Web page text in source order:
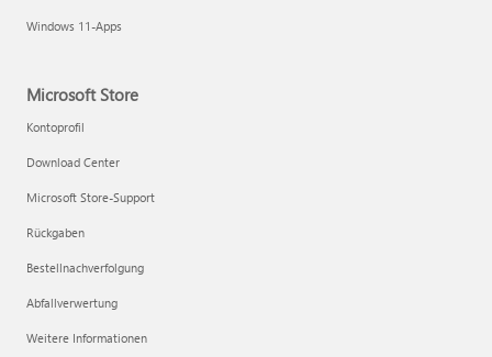
Windows 11-Apps
Microsoft Store
Kontoprofil
Download Center
Microsoft Store-Support
Rückgaben
Bestellnachverfolgung
Abfallverwertung
Weitere Informationen